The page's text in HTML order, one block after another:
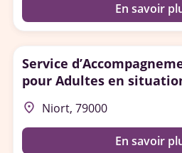
En savoir
Service
pour Adultes en
(SAMSAH) - Niort
place Niort, 79000
En savoir